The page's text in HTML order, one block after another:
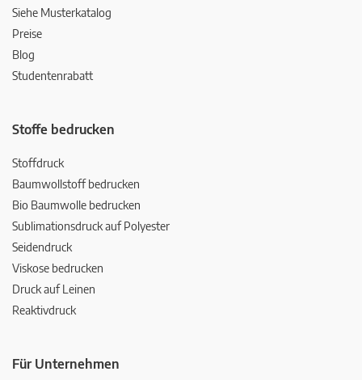
Siehe Musterkatalog
Preise
Blog
Studentenrabatt
Stoffe bedrucken
Stoffdruck
Baumwollstoff bedrucken
Bio Baumwolle bedrucken
Sublimationsdruck auf Polyester
Seidendruck
Viskose bedrucken
Druck auf Leinen
Reaktivdruck
Für Unternehmen